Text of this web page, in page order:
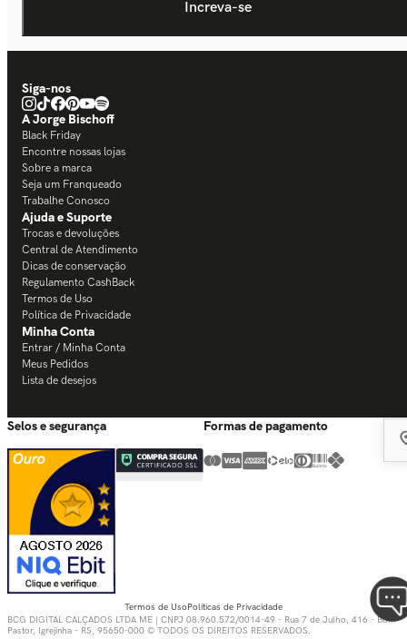
Siga-nos
A Jorge Bischoff
Black Friday
Encontre nossas lojas
Sobre a marca
Seja um Franqueado
Trabalhe Conosco
Ajuda e Suporte
Trocas e devoluções
Central de Atendimento
Dicas de conservação
Regulamento CashBack
Termos de Uso
Política de Privacidade
Minha Conta
Entrar / Minha Conta
Meus Pedidos
Lista de desejos
Selos e segurança Formas de pagamento
Termos de UsoPolíticas de Privacidade
BCG DIGITAL CALÇADOS LTDA ME | CNPJ 08.960.572/0014-49 - Rua 7 de Julho, 416 - Bom
Pastor, Igrejinha - RS, 95650-000 © TODOS OS DIREITOS RESERVADOS.